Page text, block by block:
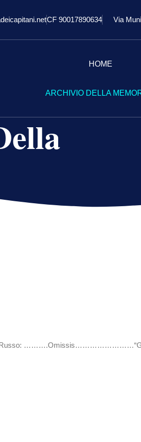
CF 90017890634 Via
HOME
ARCHIVIO DELLA
Russo: